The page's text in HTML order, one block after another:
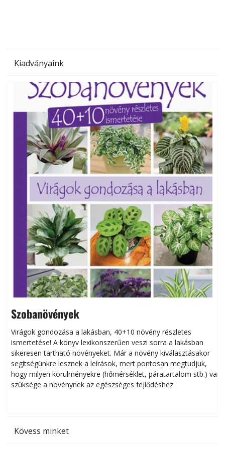
Kiadványaink
Szobanövények
Virágok gondozása a lakásban, 40+10 növény részletes
ismertetése! A könyv lexikonszerűen veszi sorra a lakásban
sikeresen tart­ha­tó növényeket. Már a növény kiválasztásakor
segítségünkre lesznek a leírások, mert pontosan megtudjuk,
hogy milyen körülményekre (hőmérséklet, páratartalom stb.) van
szüksége a növénynek az egészséges fejlődéshez.
Kövess minket